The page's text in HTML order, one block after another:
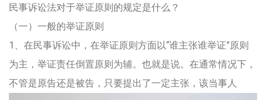
民事诉讼法对于举证原则的规定是什么？
（一）一般的举证原则
1、在民事诉讼中，在举证原则方面以“谁主张谁举证”原则
为主，举证责任倒置原则为辅。也就是说。在通常情况下，
不管是原告还是被告，只要提出了一定主张，该当事人